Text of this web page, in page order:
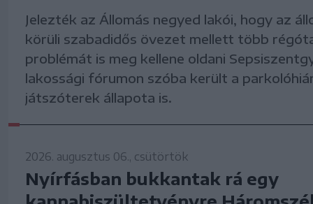
Jelezték az Állomás negyed lakói, hogy az
körüli szabadidős övezet mellett több
problémát is meg kellene oldani
lakossági fórumon szóba került a
játszóterek állapota is.
2026. augusztus 06., csütörtök
Nyírfásban bukkantak rá egy